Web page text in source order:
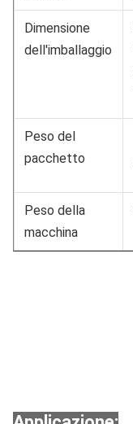
Dimensione
dell'imballaggio
Peso del
pacchetto
Peso della
macchina